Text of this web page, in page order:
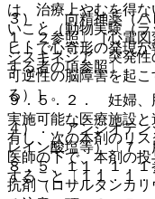
は、治療上やむを得
いこと（動物実験（
ヒトで心奇形の発現
する者の項参照〕。
９．５．２． 妊婦、
実施可能な医療施設
有し、次の本剤のリ
医師の下で、本剤の
すること〔１１．１．
３）． 向精神薬（ハ
１．２参照〕［心電
ジスキネジア、突発
可逆性の脳障害を起
る）］。
４）． アンジオテン
レイン酸塩等）〔７
８．５、１１．１．
抗剤（ロサルタンカ